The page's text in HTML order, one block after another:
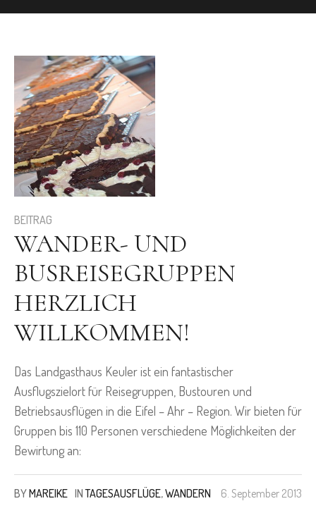
BEITRAG
WANDER- UND
BUSREISEGRUPPEN
HERZLICH
WILLKOMMEN!
Das Landgasthaus Keuler ist ein fantastischer
Ausflugszielort für Reisegruppen, Bustouren und
Betriebsausflügen in die Eifel – Ahr – Region. Wir bieten für
Gruppen bis 110 Personen verschiedene Möglichkeiten der
Bewirtung an:
6. September 2013
BYMAREIKE INTAGESAUSFLÜGE,WANDERN